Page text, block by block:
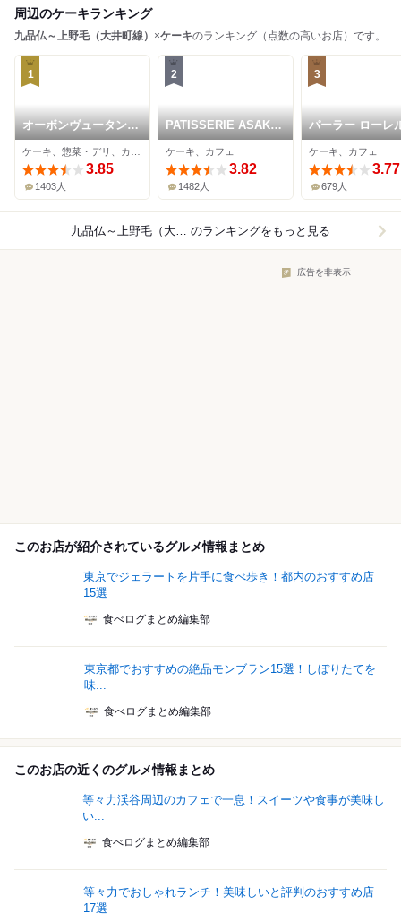
周辺のケーキランキング
九品仏～上野毛（大井町線） ×ケーキのランキング（点数の高いお店）です。
1
オーボンヴュータン
尾山台店
3.85
1403人
2
PATISSERIE ASAKO
IWAYANAGI
ケーキ、カフェ
3.82
1482人
3
パーラー ローレ
ケーキ、カフェ
3.77
679人
九品仏～上野毛（大井町線）×ケーキ のランキングをもっと見る
広告を非表示
このお店が紹介されているグルメ情報まとめ
東京でジェラートを片手に食べ歩き！都内のおすすめ店
15選
食べログまとめ編集部
東京都でおすすめの絶品モンブラン15選！しぼりたてを
味...
食べログまとめ編集部
このお店の近くのグルメ情報まとめ
等々力渓谷周辺のカフェで一息！スイーツや食事が美味し
い...
食べログまとめ編集部
等々力でおしゃれランチ！美味しいと評判のおすすめ店
17選